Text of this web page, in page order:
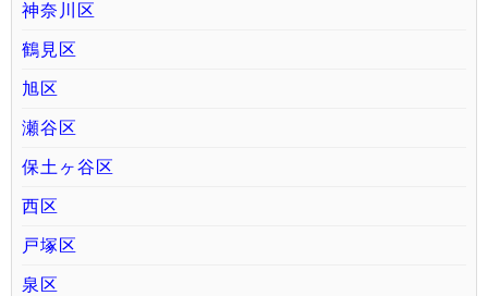
神奈川区
鶴見区
旭区
瀬谷区
保土ヶ谷区
西区
戸塚区
泉区